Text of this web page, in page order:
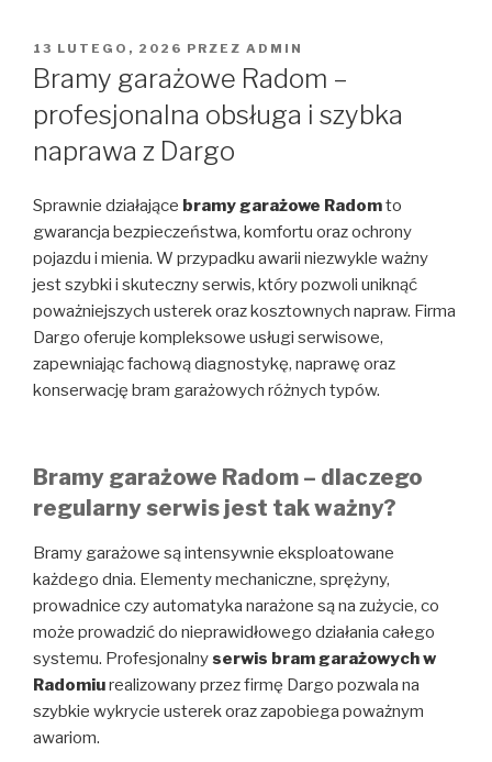
OPUBLIKOWANE
W
13 LUTEGO, 2026 PRZEZ ADMIN
Bramy garażowe Radom –
profesjonalna obsługa i szybka
naprawa z Dargo
Sprawnie działające bramy garażowe Radomto
gwarancja bezpieczeństwa, komfortu oraz ochrony
pojazdu i mienia. W przypadku awarii niezwykle ważny
jest szybki i skuteczny serwis, który pozwoli uniknąć
poważniejszych usterek oraz kosztownych napraw. Firma
Dargo oferuje kompleksowe usługi serwisowe,
zapewniając fachową diagnostykę, naprawę oraz
konserwację bram garażowych różnych typów.
Bramy garażowe Radom – dlaczego
regularny serwis jest tak ważny?
Bramy garażowe są intensywnie eksploatowane
każdego dnia. Elementy mechaniczne, sprężyny,
prowadnice czy automatyka narażone są na zużycie, co
może prowadzić do nieprawidłowego działania całego
systemu. Profesjonalnyserwis bram garażowych w
Radomiurealizowany przez firmę Dargo pozwala na
szybkie wykrycie usterek oraz zapobiega poważnym
awariom.